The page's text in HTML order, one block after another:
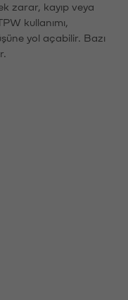
zarar, kayıp veya
kullanımı,
yol açabilir. Bazı